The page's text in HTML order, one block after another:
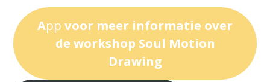
App voor meer informatie over
de workshop Soul Motion
Drawing